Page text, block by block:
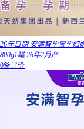
26年日期 安满智孕宝孕妇
800g1罐 26年2月产
0条评价